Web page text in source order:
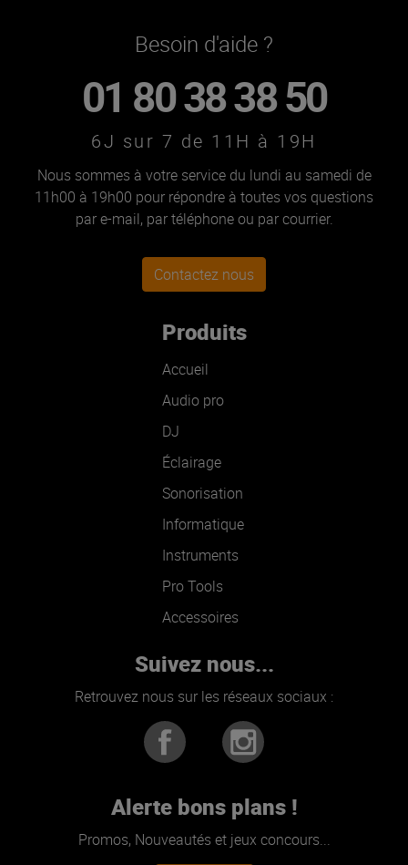
Besoin d'aide ?
01 80 38 38 50
6J sur 7 de 11H à 19H
Nous sommes à votre service du lundi au samedi de
11h00 à 19h00 pour répondre à toutes vos questions
par e-mail, par téléphone ou par courrier.
Contactez nous
Produits
Accueil
Audio pro
DJ
Éclairage
Sonorisation
Informatique
Instruments
Pro Tools
Accessoires
Suivez nous...
Retrouvez nous sur les réseaux sociaux :
Alerte bons plans !
Promos, Nouveautés et jeux concours...